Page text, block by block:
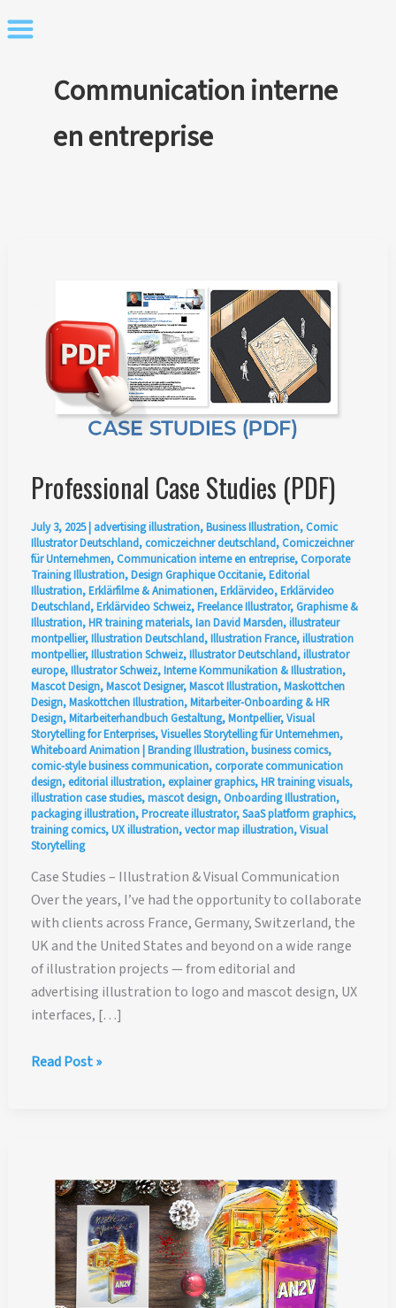
to
Communication interne
en entreprise
Professional Case Studies (PDF)
July 3, 2025| advertising illustration,Business Illustration, Comic
Illustrator Deutschland, comiczeichner deutschland, Comiczeichner
für Unternehmen, Communication interne en entreprise, Corporate
Training Illustration,Design Graphique Occitanie,Editorial
Illustration,Erklärfilme & Animationen,Erklärvideo,Erklärvideo
Deutschland,Erklärvideo Schweiz,Freelance Illustrator, Graphisme &
Illustration,HR training materials,Ian David Marsden,illustrateur
montpellier,Illustration Deutschland,Illustration France,illustration
montpellier,Illustration Schweiz,Illustrator Deutschland,illustrator
europe,Illustrator Schweiz,Interne Kommunikation & Illustration,
Mascot Design,Mascot Designer,Mascot Illustration,Maskottchen
Design,Maskottchen Illustration,Mitarbeiter-Onboarding & HR
Design,Mitarbeiterhandbuch Gestaltung,Montpellier,Visual
Storytelling for Enterprises,Visuelles Storytelling für Unternehmen,
Whiteboard Animation|Branding Illustration,business comics,
comic-style business communication, corporate communication
design, editorial illustration, explainer graphics,HR training visuals,
illustration case studies,mascot design, Onboarding Illustration,
packaging illustration,Procreate illustrator,SaaS platform graphics,
training comics,UX illustration,vector map illustration,Visual
Storytelling
Case Studies – Illustration & Visual Communication
Over the years, I’ve had the opportunity to collaborate
with clients across France, Germany, Switzerland, the
UK and the United States and beyond on a wide range
of illustration projects — from editorial and
advertising illustration to logo and mascot design, UX
interfaces, […]
Professional
Read Post »